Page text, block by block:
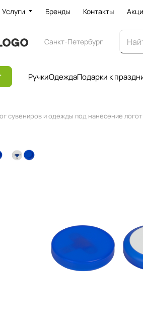
Услуги Бренды Контакты
Санкт-Петербург
РучкиОдеждаПодарки к
сувениров и одежды под нанесение